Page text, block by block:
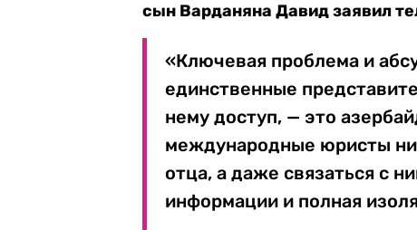
сын Варданяна Давид заявил
«Ключевая проблема и
единственные
нему доступ, — это
международные юристы ни
отца, а даже связаться с
информации и полная